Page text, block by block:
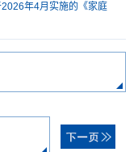
年4月实施的《家庭